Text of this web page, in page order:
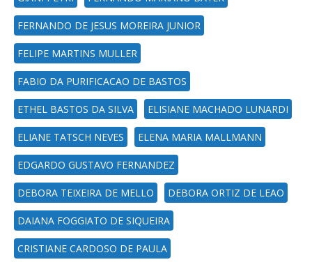
FERNANDO DE JESUS MOREIRA JUNIOR
FELIPE MARTINS MULLER
FABIO DA PURIFICACAO DE BASTOS
ETHEL BASTOS DA SILVA ELISIANE MACHADO LUNARDI
ELIANE TATSCH NEVES ELENA MARIA MALLMANN
EDGARDO GUSTAVO FERNANDEZ
DEBORA TEIXEIRA DE MELLO DEBORA ORTIZ DE LEAO
DAIANA FOGGIATO DE SIQUEIRA
CRISTIANE CARDOSO DE PAULA